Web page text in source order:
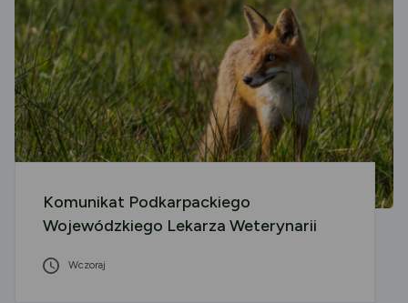
Komunikat Podkarpackiego
Wojewódzkiego Lekarza Weterynarii
Wczoraj